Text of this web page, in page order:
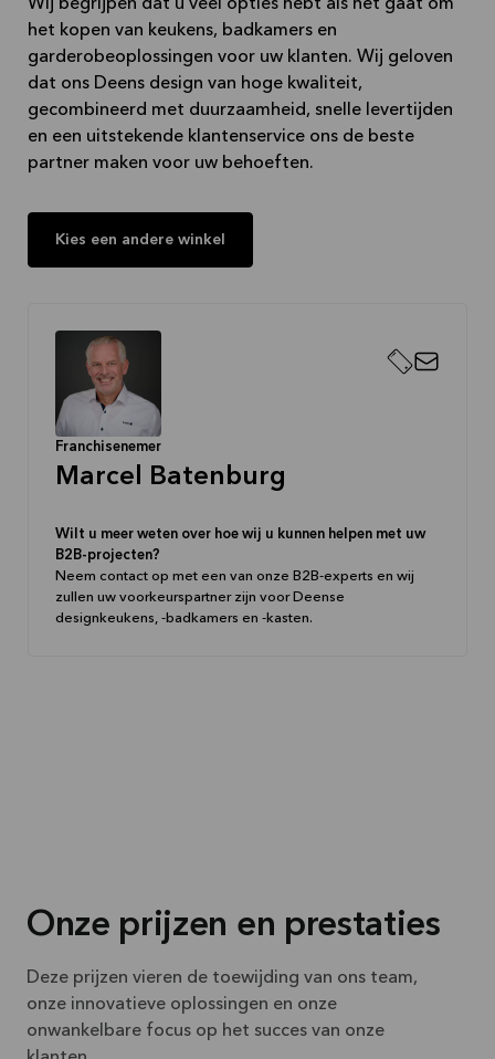
Wij begrijpen dat u veel opties hebt als het gaat om
het kopen van keukens, badkamers en
garderobeoplossingen voor uw klanten. Wij geloven
dat ons Deens design van hoge kwaliteit,
gecombineerd met duurzaamheid, snelle levertijden
en een uitstekende klantenservice ons de beste
partner maken voor uw behoeften.
Kies een andere winkel
Franchisenemer
Marcel Batenburg
Wilt u meer weten over hoe wij u kunnen helpen met uw
B2B-projecten?
Neem contact op met een van onze B2B-experts en wij
zullen uw voorkeurspartner zijn voor Deense
designkeukens, -badkamers en -kasten.
Onze prijzen en prestaties
Deze prijzen vieren de toewijding van ons team,
onze innovatieve oplossingen en onze
onwankelbare focus op het succes van onze